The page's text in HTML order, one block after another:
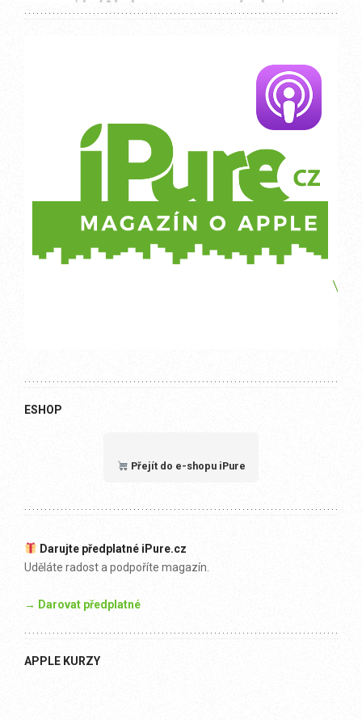
ESHOP
Přejít do e-shopu iPure
Darujte předplatné iPure.cz
Uděláte radost a podpoříte magazín.
→ Darovat předplatné
APPLE KURZY